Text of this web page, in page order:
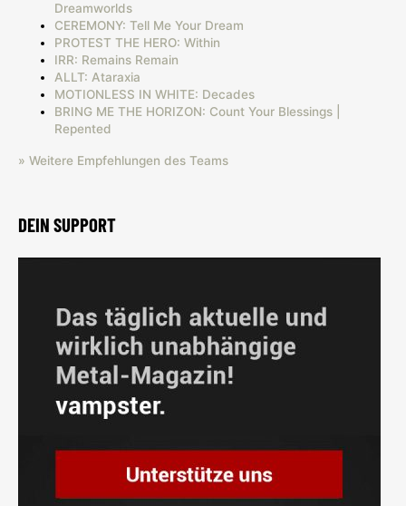
Dreamworlds
CEREMONY: Tell Me Your Dream
PROTEST THE HERO: Within
IRR: Remains Remain
ALLT: Ataraxia
MOTIONLESS IN WHITE: Decades
BRING ME THE HORIZON: Count Your Blessings |
Repented
» Weitere Empfehlungen des Teams
DEIN SUPPORT